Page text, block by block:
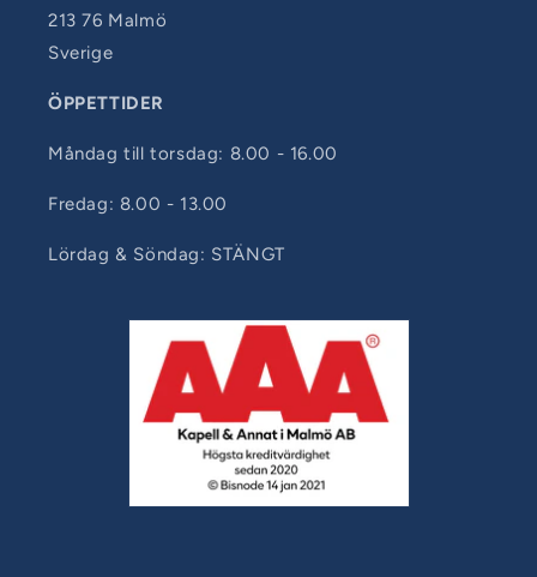
213 76 Malmö
Sverige
ÖPPETTIDER
Måndag till torsdag: 8.00 - 16.00
Fredag: 8.00 - 13.00
Lördag & Söndag: STÄNGT